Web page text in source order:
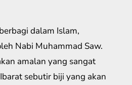
dalam Islam,
Nabi Muhammad Saw.
amalan yang sangat
sebutir biji yang akan